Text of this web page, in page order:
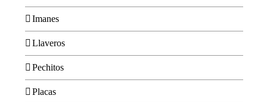
Imanes
Llaveros
Pechitos
Placas